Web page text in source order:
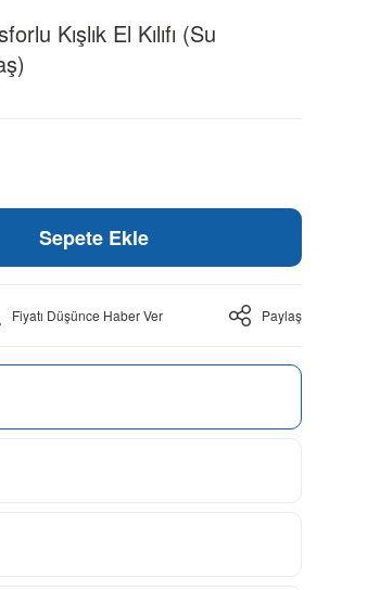
Kışlık El Kılıfı (Su
Sepete Ekle
Fiyatı Düşünce Haber Ver Paylaş